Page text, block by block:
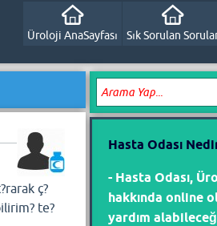
Sık Sorulan
Üroloji AnaSayfası
ç?
te?
Hasta Odası
- Hasta Odası,
hakkında online
yardım